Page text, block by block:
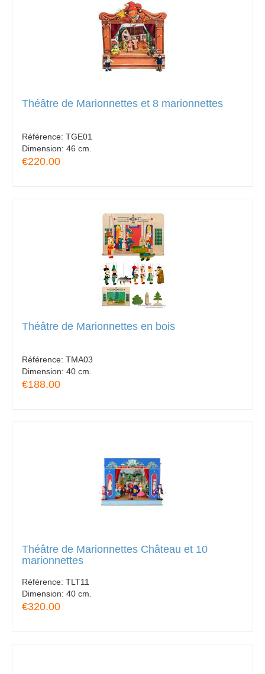
Théâtre de Marionnettes et 8 marionnettes
Référence: TGE01
Dimension: 46 cm.
€220.00
Théâtre de Marionnettes en bois
Référence: TMA03
Dimension: 40 cm.
€188.00
Théâtre de Marionnettes Château et 10
marionnettes
Référence: TLT11
Dimension: 40 cm.
€320.00